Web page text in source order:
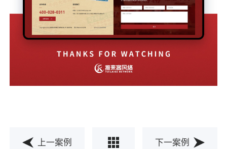
上一案例 下一案例